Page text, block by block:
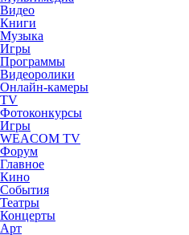
Видео
Книги
Музыка
Игры
Программы
Видеоролики
Онлайн-камеры
TV
Фотоконкурсы
Игры
WEACOM TV
Форум
Главное
Кино
События
Театры
Концерты
Арт